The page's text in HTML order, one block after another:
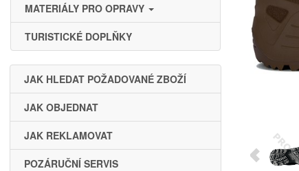
MATERIÁLY PRO OPRAVY
TURISTICKÉ DOPLŇKY
JAK HLEDAT POŽADOVANÉ ZBOŽÍ
JAK OBJEDNAT
JAK REKLAMOVAT
POZÁRUČNÍ SERVIS